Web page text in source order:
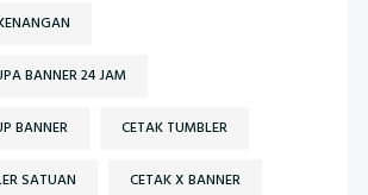
BANNER 24 JAM
BANNER CETAK TUMBLER
SATUAN CETAK X BANNER